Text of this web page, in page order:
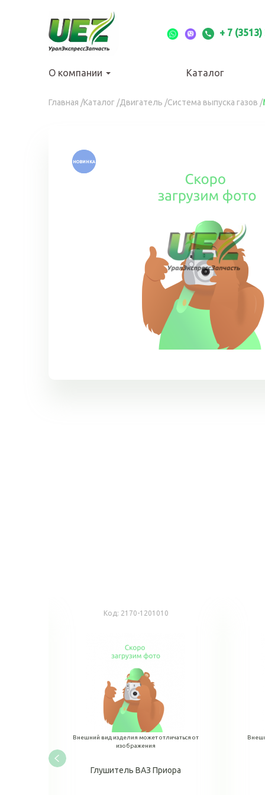
содержанию
+ 7
О компании Каталог
Главная /Каталог /Двигатель /Система выпуска газов /
Код: 2170-1201010
Внешний вид изделия может отличаться от
изображения
Глушитель ВАЗ Приора